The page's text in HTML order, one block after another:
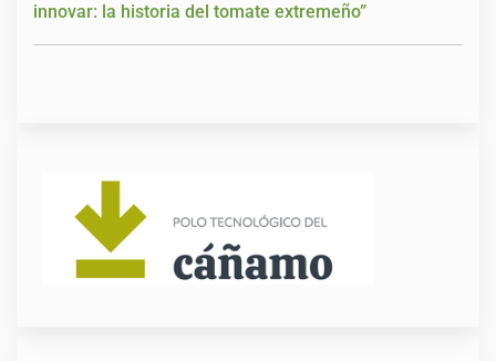
innovar: la historia del tomate extremeño”